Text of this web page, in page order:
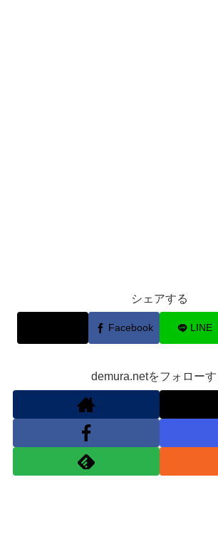
シェアする
Facebook LINE
demura.netをフォローす